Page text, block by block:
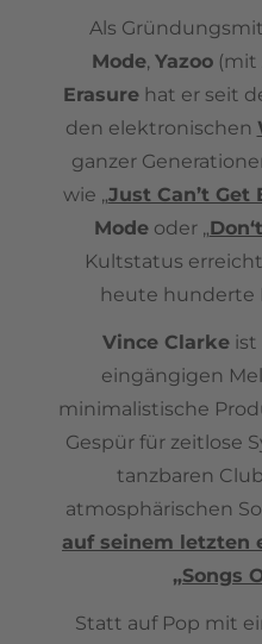
Als
Mode, Yazoo (mit
Erasure hat er seit
den elektronischen
ganzer
wie „Just Can’t Get
Modeoder „
Kultstatus
heute hunderte
Vince Clarke ist
eingängigen
minimalistische
Gespür für zeitlose
tanzbaren
atmosphärischen
auf seinem letzten
„Songs
Statt auf Pop mit